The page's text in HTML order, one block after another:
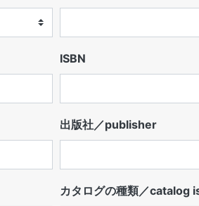
ISBN
出版社／publisher
カタログの種類／catalog